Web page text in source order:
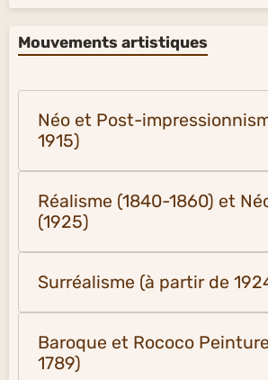
Mouvements artistiques
Néo et Post-
1915)
Réalisme (1840-1860) et
(1925)
Surréalisme (à partir de
Baroque et Rococo
1789)